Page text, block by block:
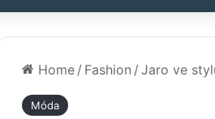
Home / Fashion / Jaro ve
Móda